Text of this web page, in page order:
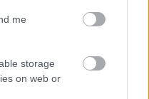
me
storage
on web or
album
hőseiről készült